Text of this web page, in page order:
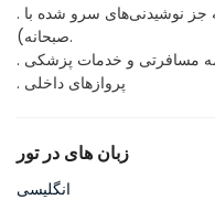
. نوشیدنی‌ها با وعده‌های غذایی (به جز نوشیدنی‌های سرو شده با
صبحانه).
. پروازهای داخلی
زبان های در تور
انگلیسی